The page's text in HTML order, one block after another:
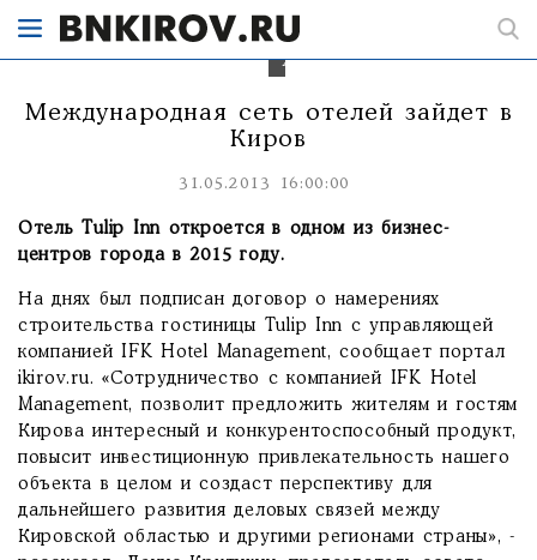
-
"Хилтон".
Международная сеть отелей зайдет в
Киров
31.05.2013 16:00:00
Отель Tulip Inn откроется в одном из бизнес-
центров города в 2015 году.
На днях был подписан договор о намерениях
строительства гостиницы Tulip Inn с управляющей
компанией IFK Hotel Management, сообщает портал
ikirov.ru. «Сотрудничество с компанией IFK Hotel
Mаnаgеment, позволит предложить жителям и гостям
Кирова интересный и конкурентоспособный продукт,
повысит инвестиционную привлекательность нашего
объекта в целом и создаст перспективу для
дальнейшего развития деловых связей между
Кировской областью и другими регионами страны», -